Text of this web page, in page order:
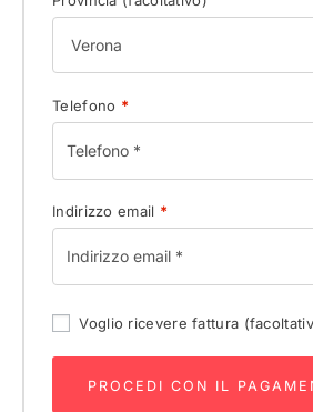
Telefono *
Indirizzo email *
Voglio ricevere fattura
PROCEDI CON IL